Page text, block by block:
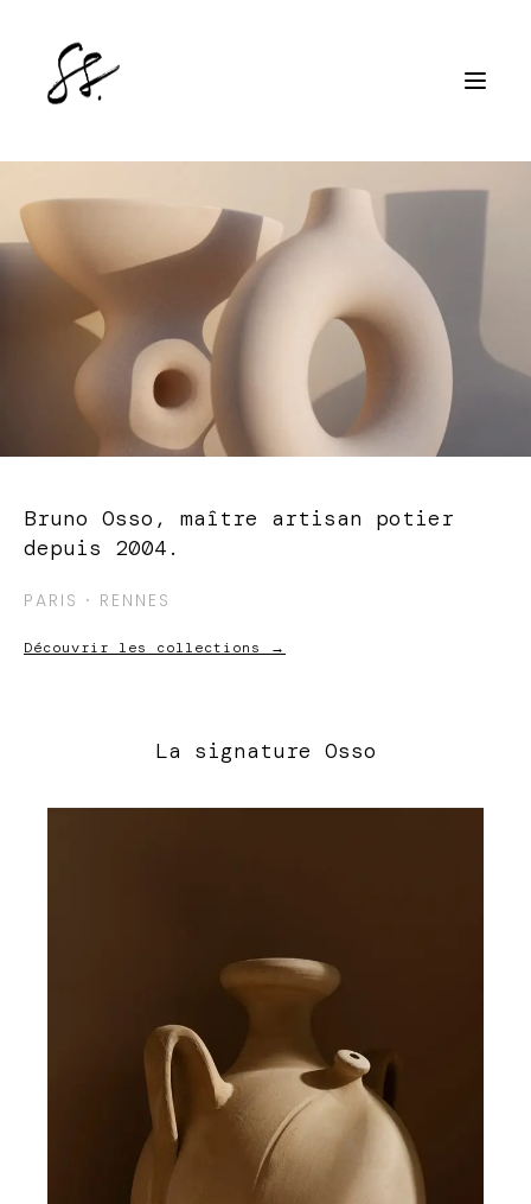
Bruno Osso, maître artisan potier
depuis 2004.
PARIS ⸱ RENNES
Découvrir les collections →
La signature Osso